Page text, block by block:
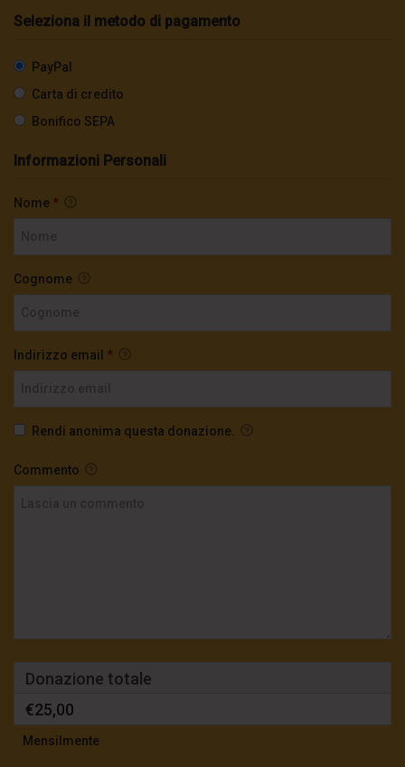
Seleziona il metodo di pagamento
PayPal
Carta di credito
Bonifico SEPA
Informazioni Personali
Nome *
Cognome
Indirizzo email *
Rendi anonima questa donazione.
Commento
Donazione totale
€25,00
Mensilmente